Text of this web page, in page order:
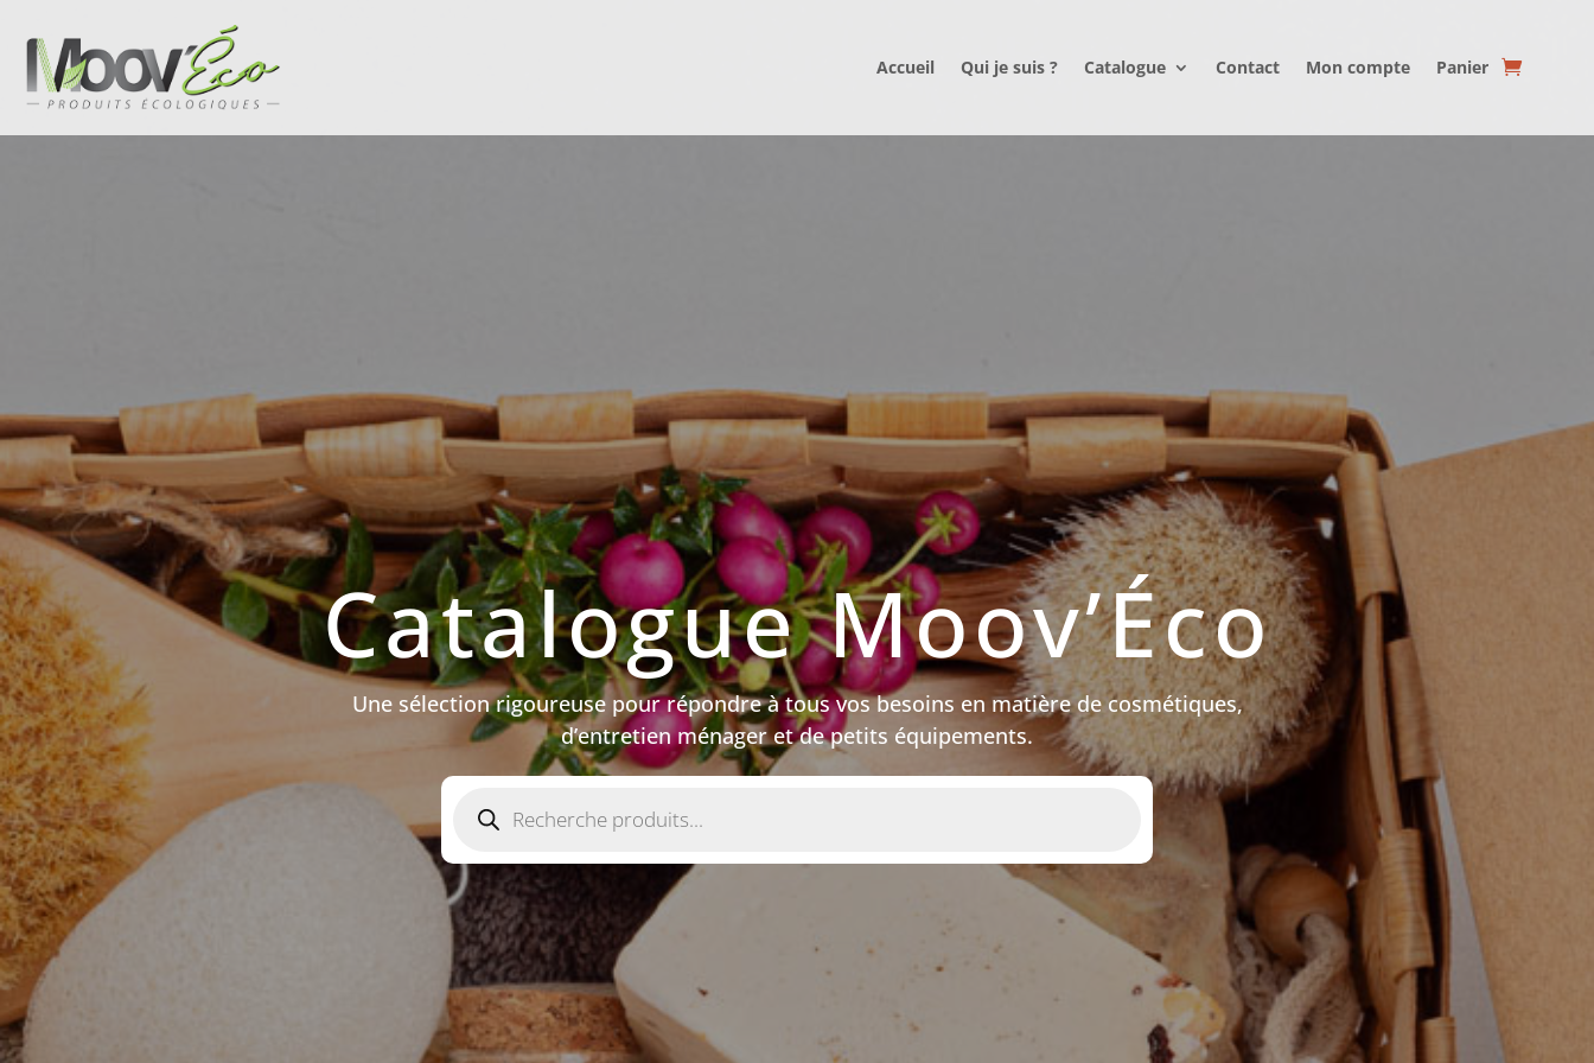
Accueil Qui je suis ? Catalogue Contact Mon compte Panier
Catalogue Moov’Éco
Une sélection rigoureuse pour répondre à tous vos besoins en matière de cosmétiques,
d’entretien ménager et de petits équipements.
produits